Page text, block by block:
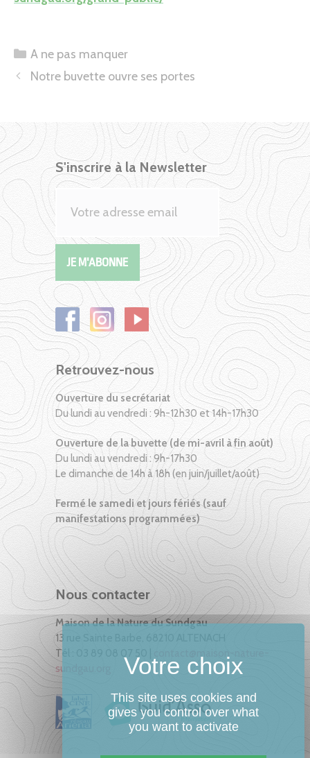
Catégories
A ne pas manquer
Notre buvette ouvre ses portes
S'inscrire à la Newsletter
Retrouvez-nous
Ouverture du secrétariat
Du lundi au vendredi : 9h-12h30 et 14h-17h30
Ouverture de la buvette (de mi-avril à fin août)
Du lundi au vendredi : 9h-17h30
Le dimanche de 14h à 18h (en juin/juillet/août)
Fermé le samedi et jours fériés (sauf
manifestations programmées)
Nous contacter
Maison de la Nature du Sundgau
13 rue Sainte Barbe, 68210 ALTENACH
Tél : 03 89 08 07 50 |
sundgau.org
This site uses cookies and
gives you control over what
you want to activate